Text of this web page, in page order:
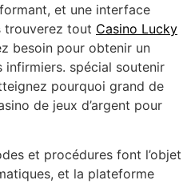
et une interface
trouverez tout Casino Lucky
besoin pour obtenir un
infirmiers. spécial soutenir
pourquoi grand de
de jeux d’argent pour
et procédures font l’objet
et la plateforme